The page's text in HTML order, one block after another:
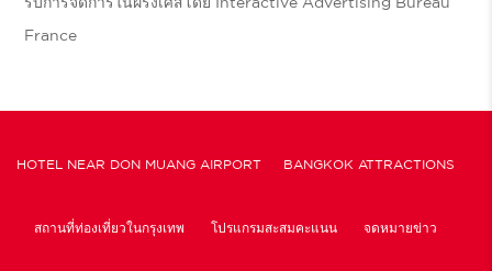
France
HOTEL NEAR DON MUANG AIRPORT BANGKOK ATTRACTIONS
สถานที่ท่องเที่ยวในกรุงเทพ โปรแกรมสะสมคะแนน จดหมายข่าว